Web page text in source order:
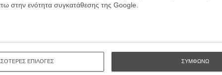
στην ενότητα συγκατάθεσης της Google.
ΕΠΙΛΟΓΕΣ ΣΥΜΦΩΝΩ
της, από το πρακτικό της παραγωγής και της
είναι ένα «προϊόν» της οικονομικής κρίσης και της
από την τέχνη, στην προκειμένη περίπτωση τον
κυριολεξία παραγωγή (ξοδεύτηκαν σε μετρητά
όλων των συντελεστών μηδενός εξαιρουμένου και
στην Πιερία που μας φιλοξένησε. Από κει
τις δυσκολίες και στο τέλος να δούμε την